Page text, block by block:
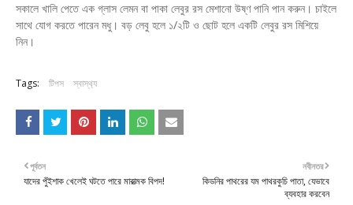
সকালে খালি পেতে এক গ্লাস লেমন বা পাকা লেবুর রস মেশানো উষ্ণ পানি পান করুন। চাইলে
সাথে যোগ করতে পারেন মধু। বড় লেবু হলে ১/২টি ও ছোট হলে একটি লেবুর রস মিশিয়ে
নিন।
Tags: টিপস স্বাস্থ‍্য
নবীনতর
কিডনির পাথরের যম পাথরকুচি পাতা, যেভাবে
ব্যবহার করবেন
পূর্বতন
যাদের পুঁইশাক খেলেই ঘটতে পারে মারাত্মক বিপদ!